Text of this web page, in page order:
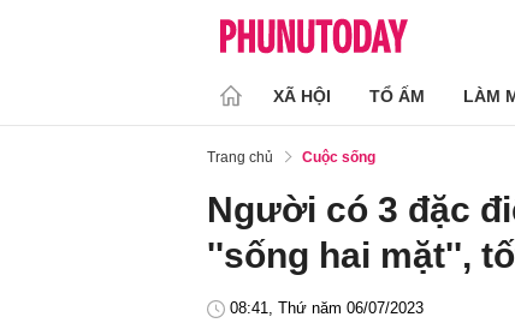
XÃ HỘI TỔ ẤM LÀM
Trang chủ Cuộc sống
Người có 3 đặc
''sống hai mặt'',
08:41, Thứ năm 06/07/2023